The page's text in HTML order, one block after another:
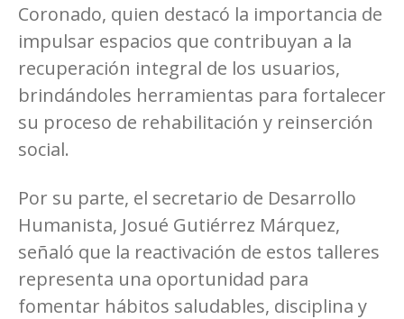
Coronado, quien destacó la importancia de
impulsar espacios que contribuyan a la
recuperación integral de los usuarios,
brindándoles herramientas para fortalecer
su proceso de rehabilitación y reinserción
social.
Por su parte, el secretario de Desarrollo
Humanista, Josué Gutiérrez Márquez,
señaló que la reactivación de estos talleres
representa una oportunidad para
fomentar hábitos saludables, disciplina y